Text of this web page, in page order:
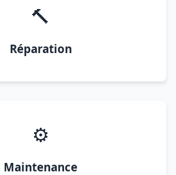
🔨
Réparation
⚙️
Maintenance